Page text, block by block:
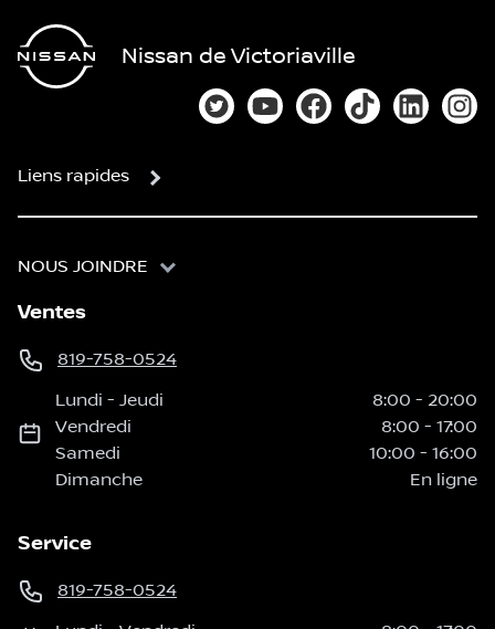
Nissan de Victoriaville
Lien vers notre compte Twitter
Lien vers notre chaîne
Lien vers notre page
Lien vers notre
Lien vers
Liens rapides
NOUS JOINDRE
Ventes
819-758-0524
Lundi -Jeudi 8:00 - 20:00
Vendredi
8:00 - 17:00
Samedi
10:00 - 16:00
Dimanche
En ligne
Service
819-758-0524